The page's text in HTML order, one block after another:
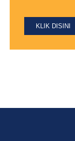
KLIK DISINI